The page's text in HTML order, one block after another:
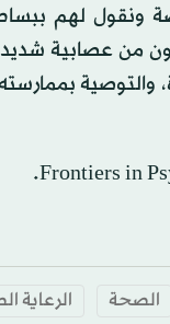
ونقول لهم
من عصابية
الصحة الرعاية